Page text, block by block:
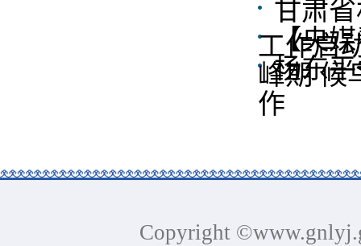
甘肃
工作启
【央
峰期 候
杨东
作
Copyright